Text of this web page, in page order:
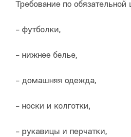
Требование по
- футболки,
- нижнее белье,
- домашняя одежда,
- носки и колготки,
- рукавицы и перчатки,